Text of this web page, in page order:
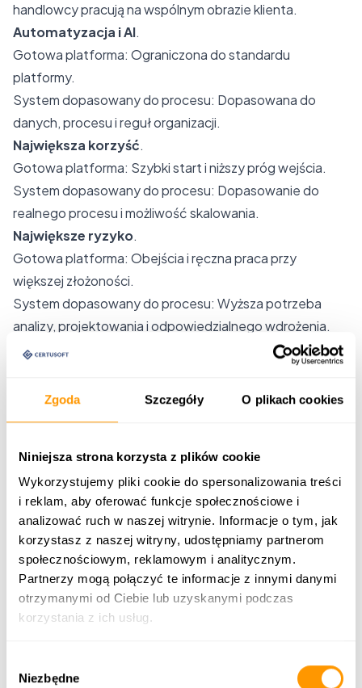
Zgoda Szczegóły O plikach cookies
Niniejsza strona korzysta z plików cookie
Wykorzystujemy pliki cookie do spersonalizowania treści
i reklam, aby oferować funkcje społecznościowe i
analizować ruch w naszej witrynie. Informacje o tym, jak
korzystasz z naszej witryny, udostępniamy partnerom
społecznościowym, reklamowym i analitycznym.
Partnerzy mogą połączyć te informacje z innymi danymi
otrzymanymi od Ciebie lub uzyskanymi podczas
korzystania z ich usług.
zgody
Niezbędne
handlowcy pracują na wspólnym obrazie klienta.
Automatyzacja i AI.
Gotowa platforma: Ograniczona do standardu
platformy.
System dopasowany do procesu: Dopasowana do
danych, procesu i reguł organizacji.
Największa korzyść.
Gotowa platforma: Szybki start i niższy próg wejścia.
System dopasowany do procesu: Dopasowanie do
realnego procesu i możliwość skalowania.
Największe ryzyko.
Gotowa platforma: Obejścia i ręczna praca przy
większej złożoności.
System dopasowany do procesu: Wyższa potrzeba
analizy, projektowania i odpowiedzialnego wdrożenia.
Powyższe zestawienie nie ma wskazać jednego
zawsze lepszego modelu. Ma pomóc ocenić, czy
organizacja potrzebuje przede wszystkim
działania w dłuższej perspektywie.
Czym jest system dopasowany do procesu?
System dopasowany do procesu nie oznacza, że
wszystko musi być budowane od zera. W praktyce
często jest to połączenie gotowych modułów,
konfiguracji, integracji i elementów projektowanych pod
specyfikę organizacji.
Najważniejsza różnica polega na punkcie wyjścia.